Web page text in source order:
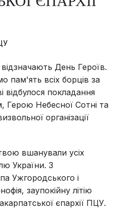
День Героїв.
пам'ять всіх борців за
відбулося покладання
Герою Небесної Сотні та
організації
вшанували усіх
України. З
Ужгородського і
заупокійну літію
єпархії ПЦУ.